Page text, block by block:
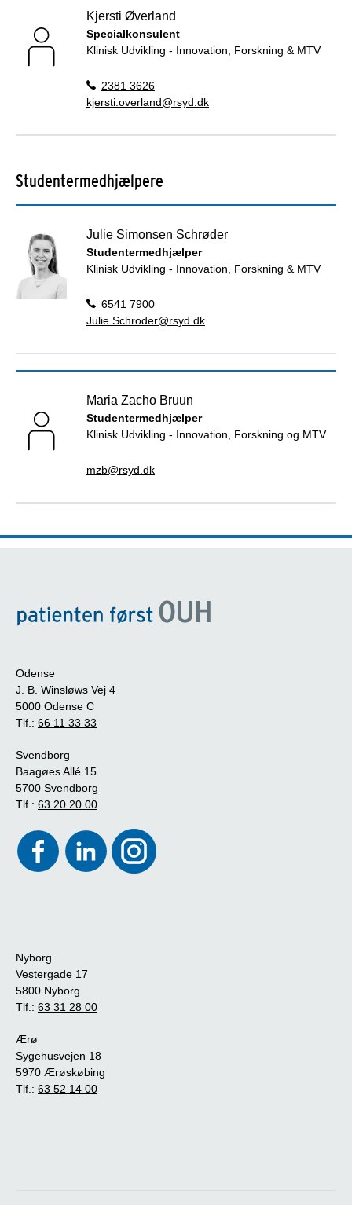
Kjersti Øverland
Specialkonsulent
Klinisk Udvikling - Innovation, Forskning & MTV
2381 3626
kjersti.overland@rsyd.dk
Studentermedhjælpere
Julie Simonsen Schrøder
Studentermedhjælper
Klinisk Udvikling - Innovation, Forskning & MTV
6541 7900
Julie.Schroder@rsyd.dk
Maria Zacho Bruun
Studentermedhjælper
Klinisk Udvikling - Innovation, Forskning og MTV
mzb@rsyd.dk
Odense
J. B. Winsløws Vej 4
5000 Odense C
Tlf.: 66 11 33 33
Svendborg
Baagøes Allé 15
5700 Svendborg
Tlf.: 63 20 20 00
Nyborg
Vestergade 17
5800 Nyborg
Tlf.: 63 31 28 00
Ærø
Sygehusvejen 18
5970 Ærøskøbing
Tlf.: 63 52 14 00